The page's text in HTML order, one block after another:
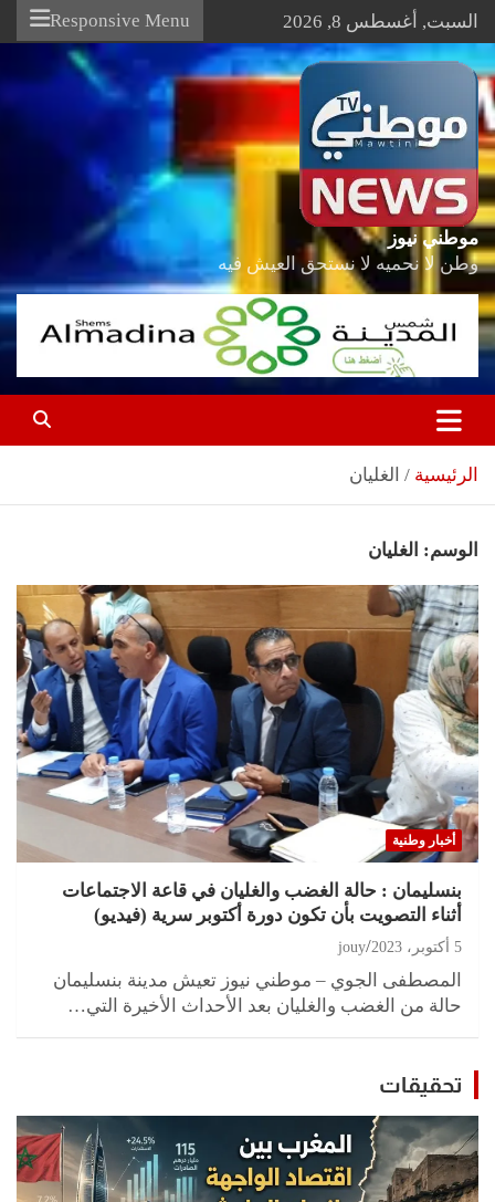
Skip
content
السبت, أغسطس 8, 2026 Responsive Menu
موطني نيوز
وطن لا نحميه لا نستحق العيش فيه
الرئيسية الغليان
الوسم: الغليان
أخبار وطنية
بنسليمان : حالة الغضب والغليان في قاعة الاجتماعات
أثناء التصويت بأن تكون دورة أكتوبر سرية (فيديو)
5 أكتوبر، 2023 jouy
المصطفى الجوي – موطني نيوز تعيش مدينة بنسليمان
حالة من الغضب والغليان بعد الأحداث الأخيرة التي…
تحقيقات